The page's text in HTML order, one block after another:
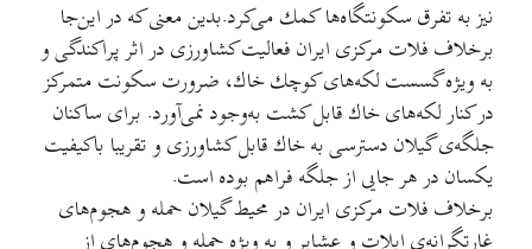
‌نیز به تفرق سكونتگاه‌ها كمك‌ می‌کرد.بدین معنی كه در این‌جا
برخلاف فلات مركزی ایران فعالیت كشاورزی در اثر پراكندگی و
به ویژه گسست ‌لكه‌های كوچك خاك، ضرورت ‌سكونت متمركز
در كنار لکه‌های خاك قابل كشت به‌وجود نمی‌آورد. برای ساكنان
جلگه‌ی گیلان دسترسی به خاك قابل كشاورزی و تقریبا باكیفیت
یكسان در هر جایی از جلگه فراهم بوده است.
برخلاف فلات مركزی ایران در محیط گیلان حمله و هجوم‌های
غارتگرانه‌ی ایلات و عشایر و به ‌ویژه حمله و هجوم‌های ‌از